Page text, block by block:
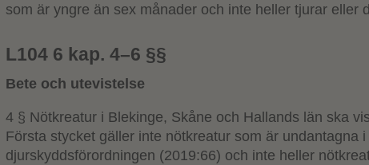
som är yngre än sex månader och inte heller tjurar eller
L104 6 kap. 4–6 §§
Bete och utevistelse
4 § Nötkreatur i Blekinge, Skåne och Hallands län ska
Första stycket gäller inte nötkreatur som är undantagna
djurskyddsförordningen (2019:66) och inte heller